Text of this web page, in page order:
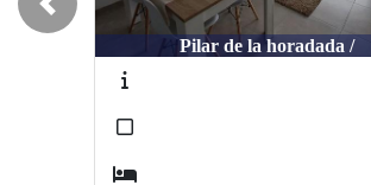
Pilar de la horadada /
Pilar de la
Previous